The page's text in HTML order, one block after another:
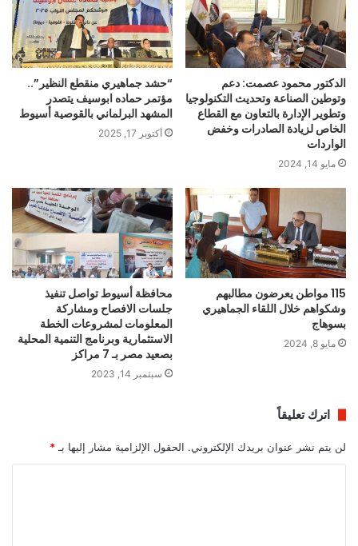
الدكتور محمود عصمت: دعم
وتوطين الصناعة وتحديث التكنولوجيا
وتطوير الإدارة بالتعاون مع القطاع
الخاص لزيادة الصادرات وخفض
الواردات
مايو 14, 2024
“حشد جماهيري منقطع النظير”..
مؤتمر حماده ابوسيف يتصدر
المشهد البرلماني بالقوصية أسيوط
أكتوبر 17, 2025
115 مواطن يعرضون مطالبهم
وشكواهم خلال اللقاء الجماهيري
بسوهاج
مايو 8, 2024
محافظة أسيوط تواصل تنفيذ
جلسات الافصاح ومشاركة
المعلومات لمشروعات الخطة
الاستثمارية وبرنامج التنمية المحلية
بصعيد مصر بـ 7 مراكز
سبتمبر 14, 2023
اترك تعليقاً
لن يتم نشر عنوان بريدك الإلكتروني. الحقول الإلزامية مشار إليها بـ *